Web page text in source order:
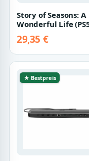
Story of Seasons: A
Wonderful Life
29,35 €
★ Bestpreis